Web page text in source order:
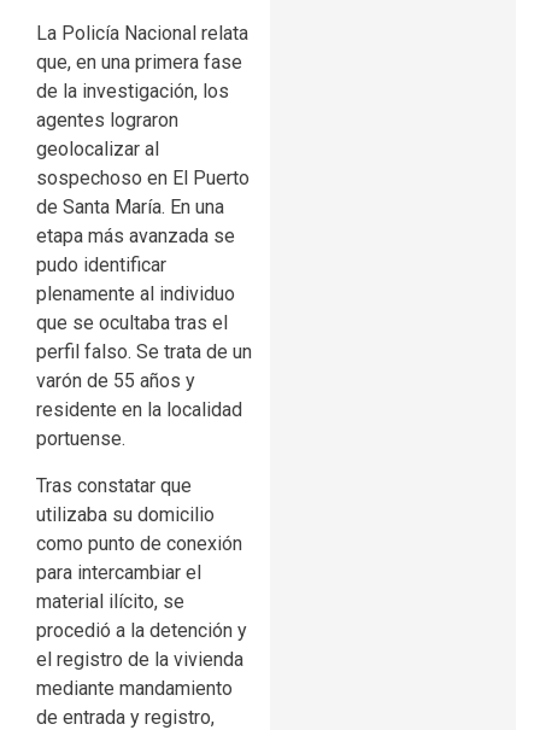
La Policía Nacional relata
que, en una primera fase
de la investigación, los
agentes lograron
geolocalizar al
sospechoso en El Puerto
de Santa María. En una
etapa más avanzada se
pudo identificar
plenamente al individuo
que se ocultaba tras el
perfil falso. Se trata de un
varón de 55 años y
residente en la localidad
portuense.
Tras constatar que
utilizaba su domicilio
como punto de conexión
para intercambiar el
material ilícito, se
procedió a la detención y
el registro de la vivienda
mediante mandamiento
de entrada y registro,